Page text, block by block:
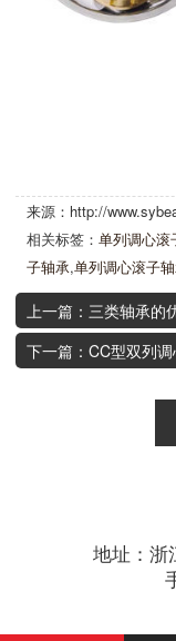
来源：http://
相关标签： 单列调心滚
子轴承,单列调心滚子
上一篇：三类轴承的
下一篇：CC型双列
地址：浙